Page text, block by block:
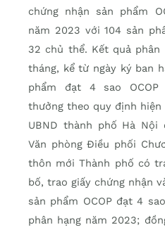
chứng nhận sản phẩm
năm 2023 với 104 sản
32 chủ thể. Kết quả
tháng, kể từ ngày ký ban
phẩm đạt 4 sao
thưởng theo quy định hiện
UBND thành phố Hà Nội
Văn phòng Điều phối
thôn mới Thành phố có
bố, trao giấy chứng nhận
sản phẩm OCOP đạt 4
phân hạng năm 2023;